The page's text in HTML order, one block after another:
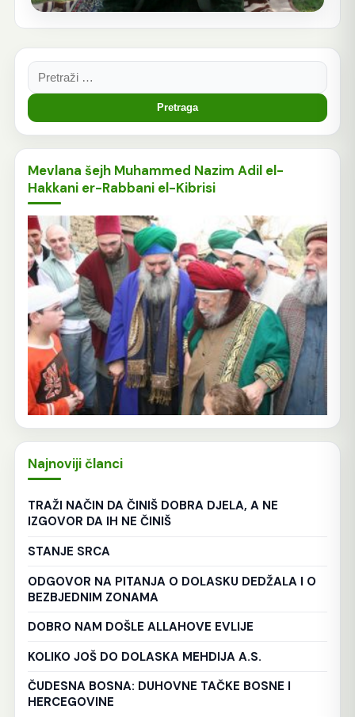
Pretraga:
Mevlana šejh Muhammed Nazim Adil el-
Hakkani er-Rabbani el-Kibrisi
Najnoviji članci
TRAŽI NAČIN DA ČINIŠ DOBRA DJELA, A NE
IZGOVOR DA IH NE ČINIŠ
STANJE SRCA
ODGOVOR NA PITANJA O DOLASKU DEDŽALA I O
BEZBJEDNIM ZONAMA
DOBRO NAM DOŠLE ALLAHOVE EVLIJE
KOLIKO JOŠ DO DOLASKA MEHDIJA A.S.
ČUDESNA BOSNA: DUHOVNE TAČKE BOSNE I
HERCEGOVINE